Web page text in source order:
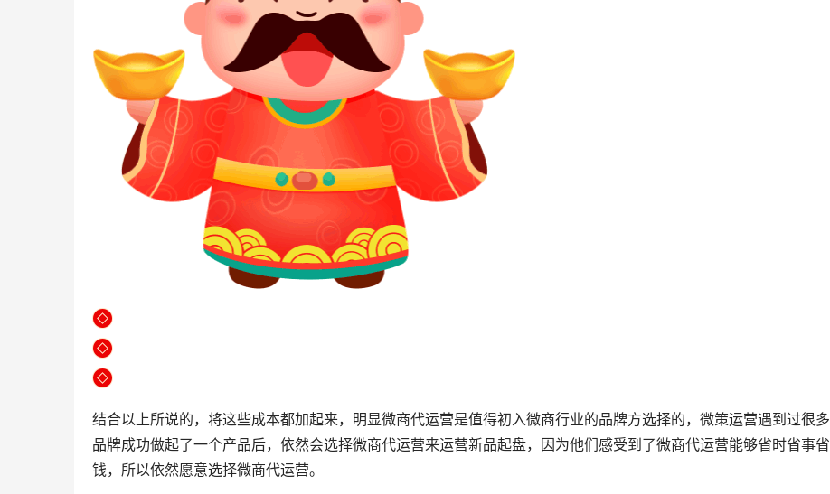
结合以上所说的，将这些成本都加起来，明显微商代运营是值得初入微商行业的品牌方选择的，微策运营遇到过很多
品牌成功做起了一个产品后，依然会选择微商代运营来运营新品起盘，因为他们感受到了微商代运营能够省时省事省
钱，所以依然愿意选择微商代运营。